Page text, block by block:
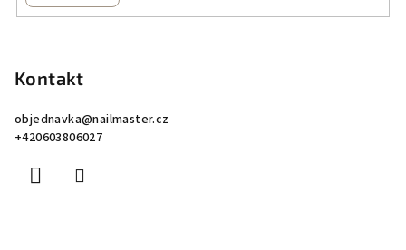
Kontakt
objednavka@nailmaster.cz
+420603806027